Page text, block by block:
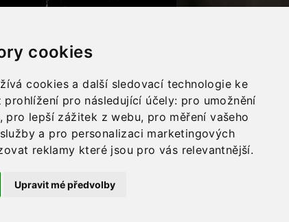
cookies
cookies a další sledovací technologie ke
pro následující účely: pro umožnění
, pro lepší zážitek z webu, pro měření vašeho
a pro personalizaci marketingových
reklamy které jsou pro vás relevantnější.
Upravit mé předvolby